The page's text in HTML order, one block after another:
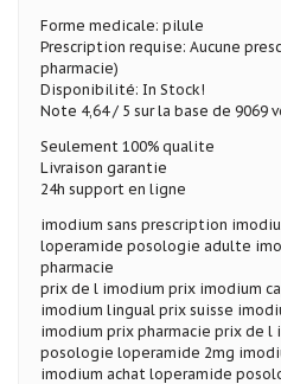
Forme medicale: pilule
Prescription requise: Aucune
pharmacie)
Disponibilité: In Stock!
Note 4,64 / 5 sur la base de 9069
Seulement 100% qualite
Livraison garantie
24h support en ligne
imodium sans prescription
loperamide posologie adulte
pharmacie
prix de l imodium prix imodium
imodium lingual prix suisse
imodium prix pharmacie prix de l
posologie loperamide 2mg
imodium achat loperamide